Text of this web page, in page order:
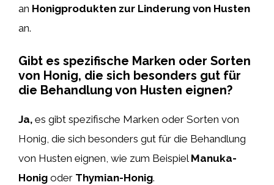
an Honigprodukten zur Linderung von Husten
an.
Gibt es spezifische Marken oder Sorten
von Honig, die sich besonders gut für
die Behandlung von Husten eignen?
Ja, es gibt spezifische Marken oder Sorten von
Honig, die sich besonders gut für die Behandlung
von Husten eignen, wie zum Beispiel Manuka-
Honig oder Thymian-Honig.